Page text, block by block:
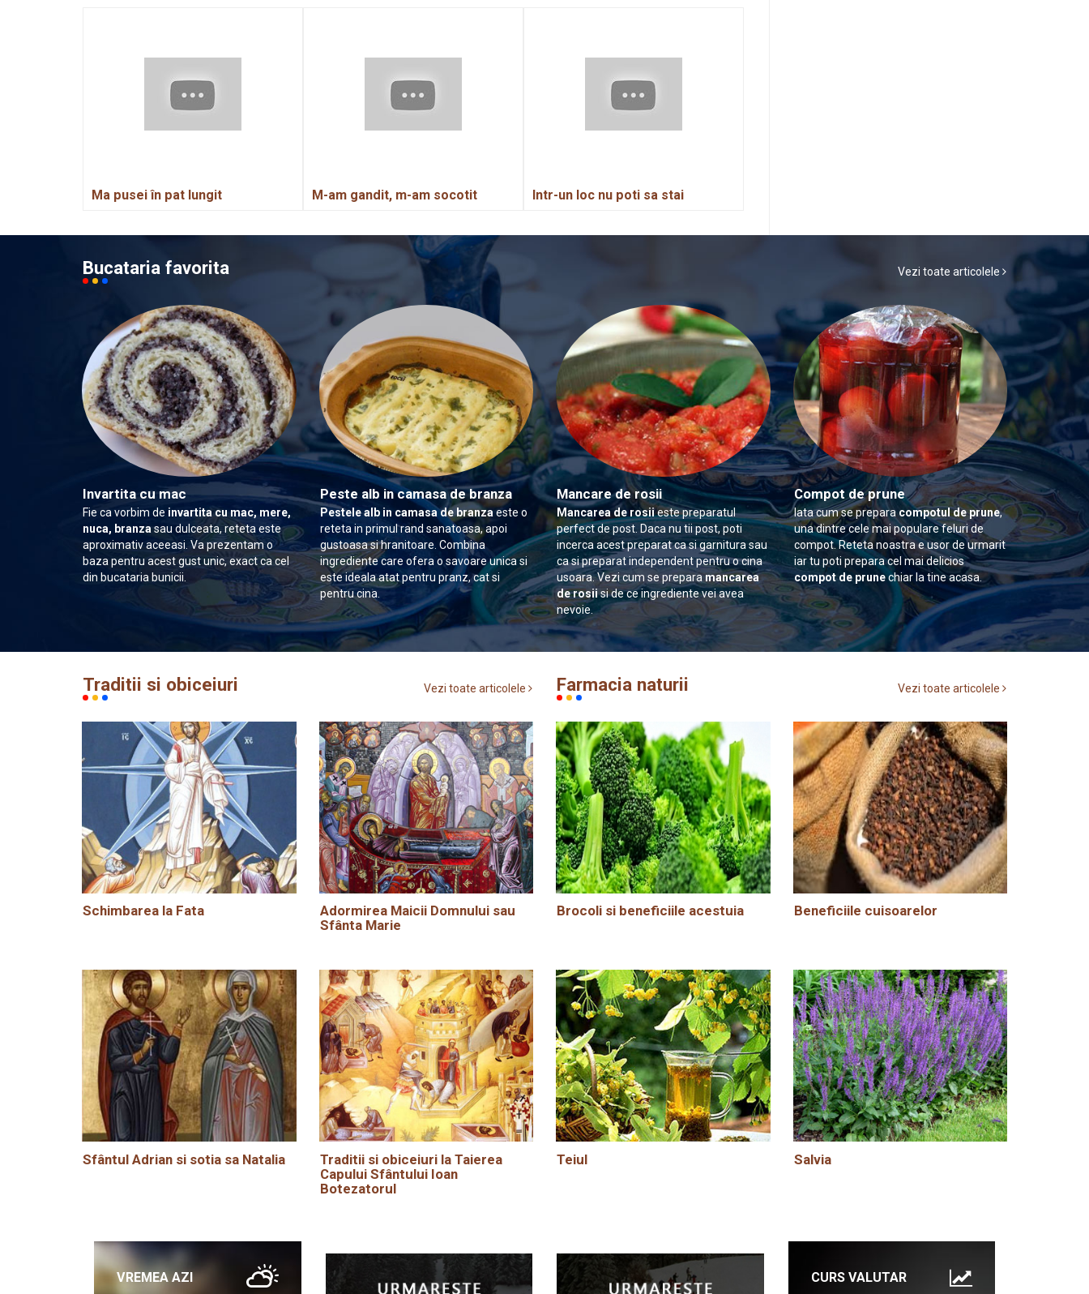
Ma pusei în pat lungit M-am gandit, m-am socotit Intr-un loc nu poti sa stai
Bucataria favorita Vezi toate articolele
Invartita cu mac
Fie ca vorbim de invartita cu mac, mere,
nuca, branzasau dulceata, reteta este
aproximativ aceeasi. Va prezentam o
baza pentru acest gust unic, exact ca cel
din bucataria bunicii.
Peste alb in camasa de branza
Pestele alb in camasa de branzaeste o
reteta in primul rand sanatoasa, apoi
gustoasa si hranitoare. Combina
ingrediente care ofera o savoare unica si
este ideala atat pentru pranz, cat si
pentru cina.
Mancare de rosii
Mancarea de rosiieste preparatul
perfect de post. Daca nu tii post, poti
incerca acest preparat ca si garnitura sau
ca si preparat independent pentru o cina
usoara. Vezi cum se prepara mancarea
de rosiisi de ce ingrediente vei avea
nevoie.
Compot de prune
Iata cum se preparacompotul de prune,
una dintre cele mai populare feluri de
compot. Reteta noastra e usor de urmarit
iar tu poti prepara cel mai delicios
compot de prunechiar la tine acasa.
Traditii si obiceiuri Vezi toate articolele
Schimbarea la Fata
Adormirea Maicii Domnului sau
Sfânta Marie
Sfântul Adrian si sotia sa Natalia
Traditii si obiceiuri la Taierea
Capului Sfântului Ioan
Botezatorul
Farmacia naturii Vezi toate articolele
Brocoli si beneficiile acestuia Beneficiile cuisoarelor
Teiul Salvia
VREMEA AZI CURS VALUTAR